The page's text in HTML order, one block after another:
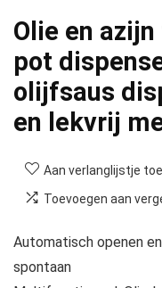
Olie en
pot
olijfsaus
en lekvrij
Aan verlanglijstje
Toevoegen aan
Automatisch openen
spontaan